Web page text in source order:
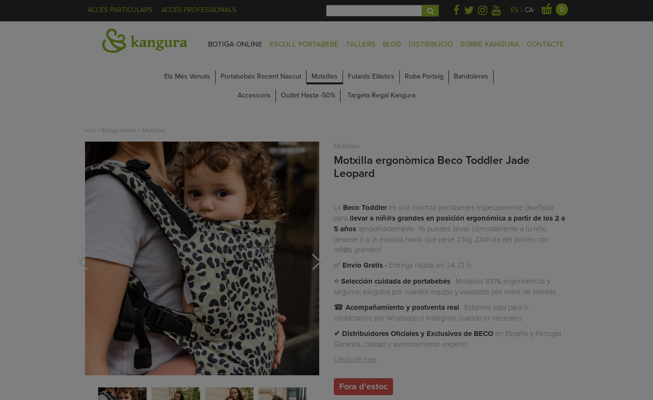
ACCÉS PARTICULARS ACCÉS PROFESSIONALS ES | CA 0
BOTIGA ONLINE ESCULL PORTABEBÈ TALLERS BLOG DISTRIBUCIÓ SOBRE KANGURA CONTACTE
Els Més Venuts Portabebés Recent Nascut Motxilles Fulards Elàstics Roba Porteig
Bandoleres
Accessoris
Outlet Hasta -50% Targeta Regal Kangura
Inici > Botiga online > Motxilles
Motxilles
Motxilla ergonòmica Beco Toddler Jade
Leopard
La Beco Toddler es una mochila portabebés especialmente diseñada
para llevar a niñ@s grandes en posición ergonómica a partir de los 2 a
5 años aproximadamante. Ya puedes llevar cómodamente a tu niño
delante o a la espalda hasta que pese 27kg. ¡Disfruta del porteo con
niñ@s grandes!
✅ Envío Gratis · Entrega rápida en 24-72 h
⭐ Selección cuidada de portabebés · Modelos 100% ergonómicos y
seguros, elegidos por nuestro equipo y validados por miles de familias.
☎ Acompañamiento y postventa real · Estamos aquí para ti:
contáctanos por Whatsapp o Instagram cuando lo necesites.
✔ Distribuidores Oficiales y Exclusivos de BECO en España y Portugal ·
Garantía, calidad y asesoramiento experto.
Llegir-ne més
Fora d'estoc